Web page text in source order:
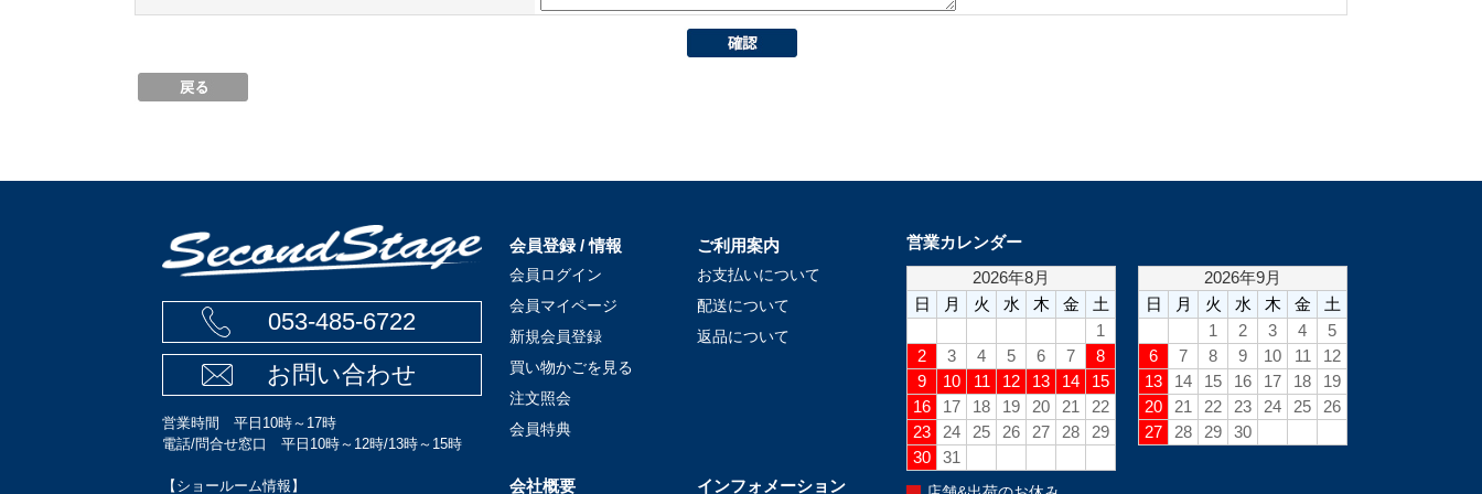
053-485-6722
お問い合わせ
営業時間 平日10時～17時
電話/問合せ窓口 平日10時～12時/13時～15時
【ショールーム情報】
会員登録 / 情報
会員ログイン
会員マイページ
新規会員登録
買い物かごを見る
注文照会
会員特典
ご利用案内
お支払いについて
配送について
返品について
会社概要 インフォメーション
営業カレンダー